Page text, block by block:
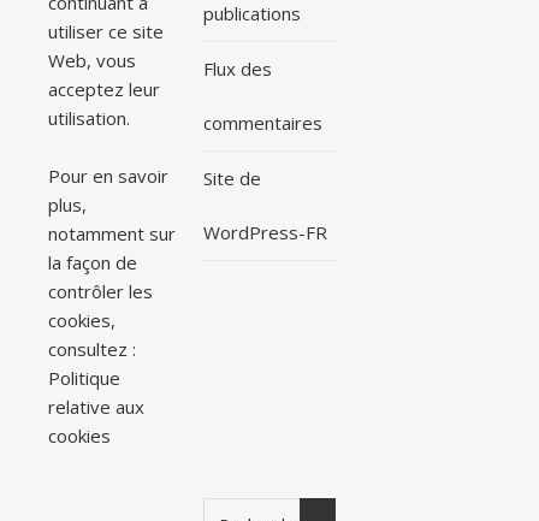
utiliser ce site
Web, vous
acceptez leur
utilisation.
Pour en savoir
plus,
notamment sur
la façon de
contrôler les
cookies,
consultez :
Politique
relative aux
cookies
publications
Flux des
commentaires
Site de
WordPress-FR